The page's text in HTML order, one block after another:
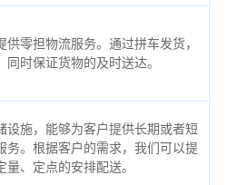
零担物流服务。通过拼车发货，
同时保证货物的及时送达。
设施，能够为客户提供长期或者短
务。根据客户的需求，我们可以提
量、定点的安排配送。